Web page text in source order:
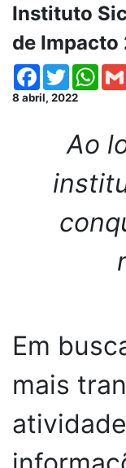
Instituto
de Impacto
Facebook
Twitter
8 abril, 2022
Ao
Em
mais